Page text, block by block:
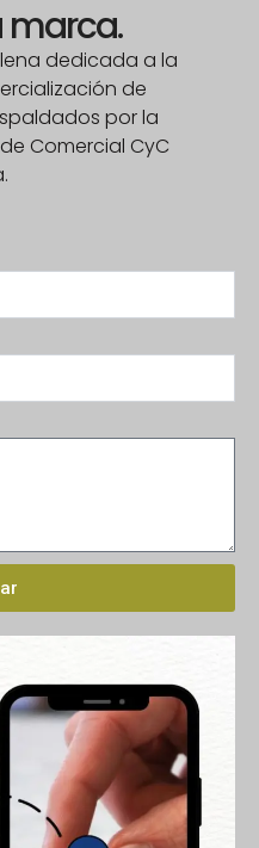
marca.
dedicada a la
de
por la
Comercial CyC